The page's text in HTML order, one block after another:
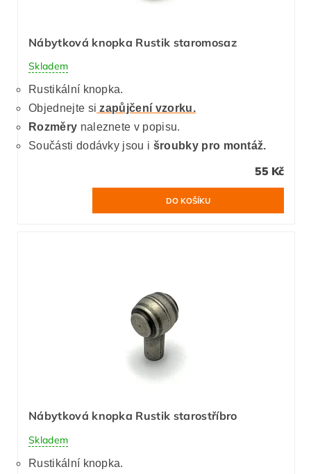
Nábytková knopka Rustik staromosaz
Skladem
Rustikální knopka.
Objednejte si zapůjčení vzorku.
Rozměry naleznete v popisu.
Součásti dodávky jsou i šroubky pro montáž.
55 Kč
Nábytková knopka Rustik starostříbro
Skladem
Rustikální knopka.